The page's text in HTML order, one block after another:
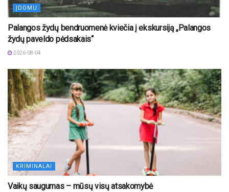
ĮDOMU
Palangos žydų bendruomenė kviečia į ekskursiją „Palangos
žydų paveldo pėdsakais“
2026-08-04
KRIMINALAI
Vaikų saugumas – mūsų visų atsakomybė